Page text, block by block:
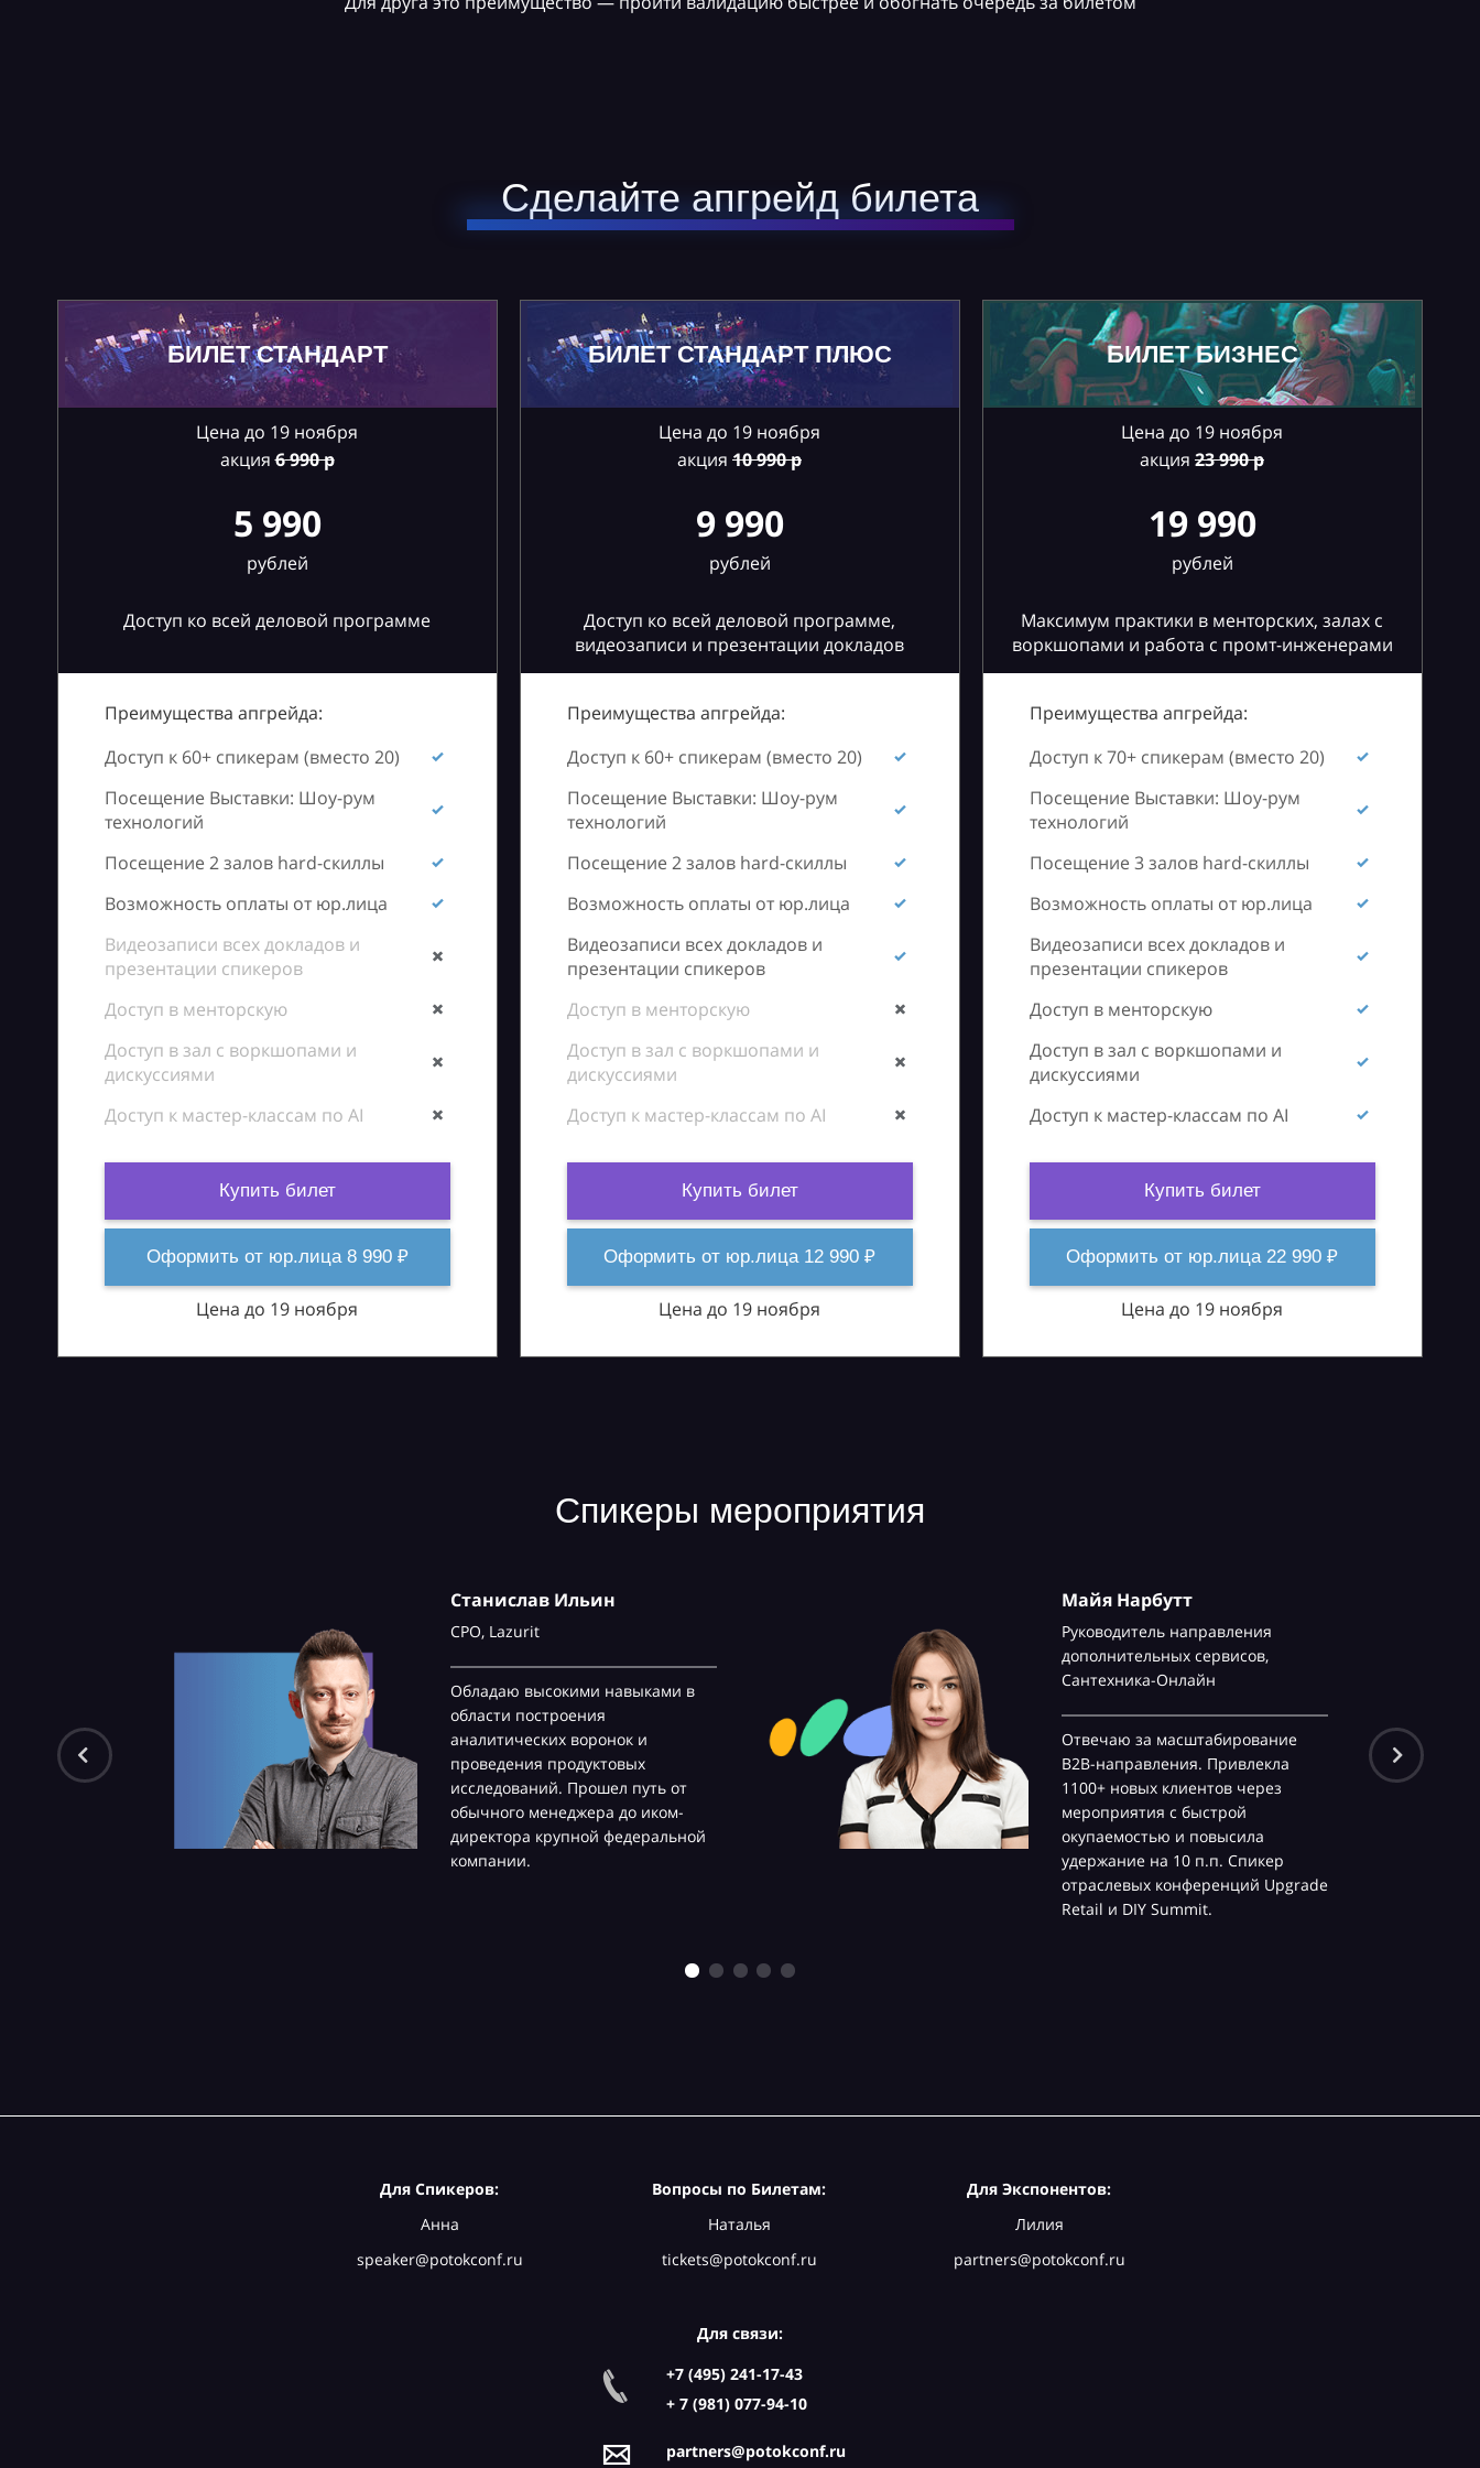
Сделайте апгрейд билета
БИЛЕТ СТАНДАРТ
Цена до 19 ноября
акция 6990 р
5 990
рублей
Доступ ко всей деловой программе
Преимущества апгрейда:
Доступ к 60+ спикерам (вместо 20)
Посещение Выставки: Шоу-рум
технологий
Посещение 2 залов hard-скиллы
Возможность оплаты от юр.лица
Видеозаписи всех докладов и
презентации спикеров
Доступ в менторскую
Доступ в зал с воркшопами и
дискуссиями
Доступ к мастер-классам по AI
Купить билет
Оформить от юр.лица 8 990 ₽
Цена до 19 ноября
БИЛЕТ СТАНДАРТ ПЛЮС
Цена до 19 ноября
акция 10990 р
9 990
рублей
Доступ ко всей деловой программе,
видеозаписи и презентации докладов
Преимущества апгрейда:
Доступ к 60+ спикерам (вместо 20)
Посещение Выставки: Шоу-рум
технологий
Посещение 2 залов hard-скиллы
Возможность оплаты от юр.лица
Видеозаписи всех докладов и
презентации спикеров
Доступ в менторскую
Доступ в зал с воркшопами и
дискуссиями
Доступ к мастер-классам по AI
Купить билет
Оформить от юр.лица 12 990 ₽
Цена до 19 ноября
БИЛЕТ БИЗНЕС
Цена до 19 ноября
акция 23990 р
19 990
рублей
Максимум практики в менторских, залах с
воркшопами и работа с промт-инженерами
Преимущества апгрейда:
Доступ к 70+ спикерам (вместо 20)
Посещение Выставки: Шоу-рум
технологий
Посещение 3 залов hard-скиллы
Возможность оплаты от юр.лица
Видеозаписи всех докладов и
презентации спикеров
Доступ в менторскую
Доступ в зал с воркшопами и
дискуссиями
Доступ к мастер-классам по AI
Купить билет
Оформить от юр.лица 22 990 ₽
Цена до 19 ноября
Спикеры мероприятия
Станислав Ильин
CPO, Lazurit
Обладаю высокими навыками в
области построения
аналитических воронок и
проведения продуктовых
исследований. Прошел путь от
обычного менеджера до иком-
директора крупной федеральной
компании.
Майя Нарбутт
Руководитель направления
дополнительных сервисов,
Сантехника-Онлайн
Отвечаю за масштабирование
B2B-направления. Привлекла
1100+ новых клиентов через
мероприятия с быстрой
окупаемостью и повысила
удержание на 10 п.п. Спикер
отраслевых конференций Upgrade
Retail и DIY Summit.
Для Спикеров:
Анна
speaker@potokconf.ru
Вопросы по Билетам:
Наталья
tickets@potokconf.ru
Для Экспонентов:
Лилия
partners@potokconf.ru
Для связи:
+7 (495) 241-17-43
+ 7 (981) 077-94-10
partners@potokconf.ru